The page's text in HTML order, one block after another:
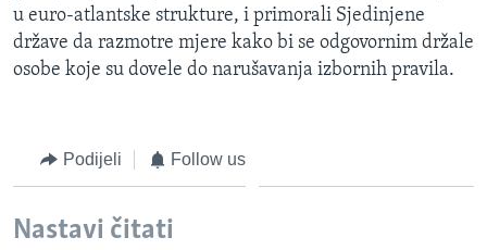
u euro-atlantske strukture, i primorali Sjedinjene
države da razmotre mjere kako bi se odgovornim držale
osobe koje su dovele do narušavanja izbornih pravila.
Podijeli Follow us
Nastavi čitati